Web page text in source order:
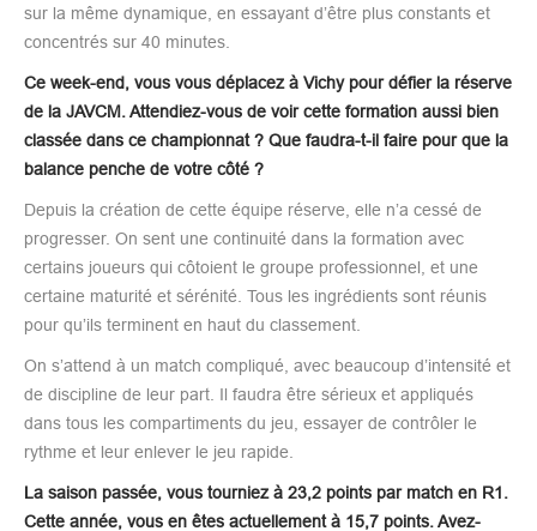
sur la même dynamique, en essayant d’être plus constants et
concentrés sur 40 minutes.
Ce week-end, vous vous déplacez à Vichy pour défier la réserve
de la JAVCM. Attendiez-vous de voir cette formation aussi bien
classée dans ce championnat ? Que faudra-t-il faire pour que la
balance penche de votre côté ?
Depuis la création de cette équipe réserve, elle n’a cessé de
progresser. On sent une continuité dans la formation avec
certains joueurs qui côtoient le groupe professionnel, et une
certaine maturité et sérénité. Tous les ingrédients sont réunis
pour qu’ils terminent en haut du classement.
On s’attend à un match compliqué, avec beaucoup d’intensité et
de discipline de leur part. Il faudra être sérieux et appliqués
dans tous les compartiments du jeu, essayer de contrôler le
rythme et leur enlever le jeu rapide.
La saison passée, vous tourniez à 23,2 points par match en R1.
Cette année, vous en êtes actuellement à 15,7 points. Avez-